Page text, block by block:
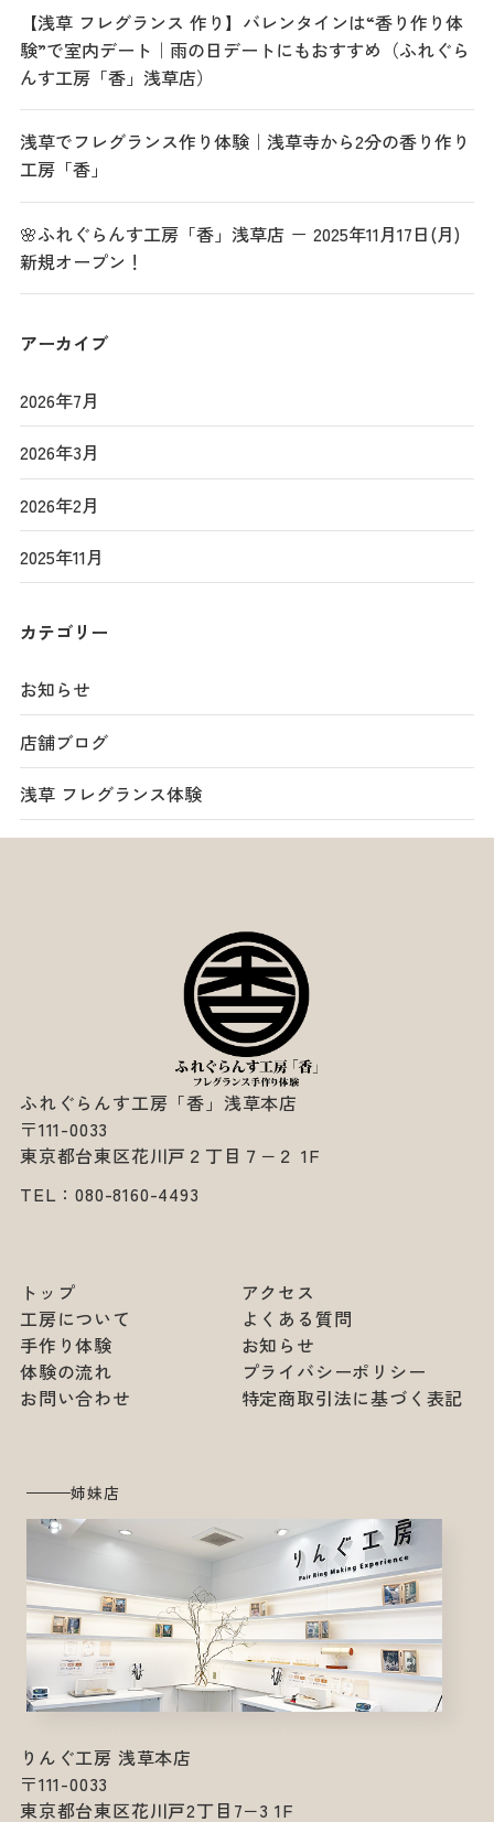
【浅草 フレグランス 作り】バレンタインは“香り作り体
験”で室内デート｜雨の日デートにもおすすめ（ふれぐら
んす工房「香」浅草店）
浅草でフレグランス作り体験｜浅草寺から2分の香り作り
工房「香」
🌸ふれぐらんす工房「香」浅草店 － 2025年11月17日(月)
新規オープン！
アーカイブ
2026年7月
2026年3月
2026年2月
2025年11月
カテゴリー
お知らせ
店舗ブログ
浅草 フレグランス体験
ふれぐらんす工房「香」浅草本店
〒111-0033
東京都台東区花川戸２丁目７−２ 1F
TEL：080-8160-4493
トップ
工房について
手作り体験
体験の流れ
お問い合わせ
アクセス
よくある質問
お知らせ
プライバシーポリシー
特定商取引法に基づく表記
姉妹店
りんぐ工房 浅草本店
〒111-0033
東京都台東区花川戸2丁目7−3 1F